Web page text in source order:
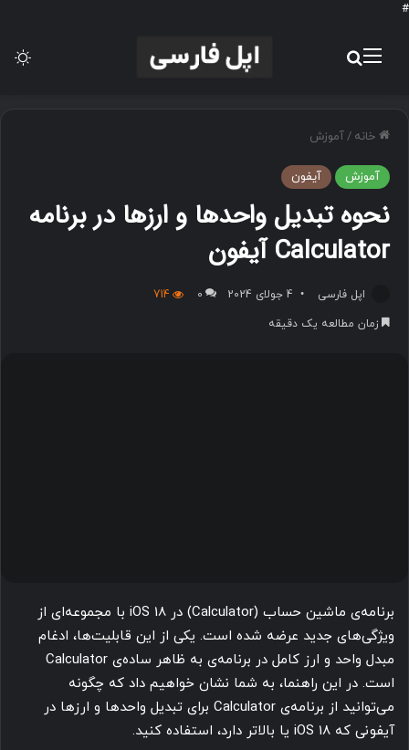
#
منو
خانه /آموزش
آموزش آیفون
نحوه تبدیل واحدها و ارزها در برنامه
Calculator آیفون
اپل فارسی 4 جولای 2024 0
714
زمان مطالعه یک دقیقه
برنامه‌ی ماشین حساب (Calculator) در iOS 18 با مجموعه‌ای از
ویژگی‌های جدید عرضه شده است. یکی از این قابلیت‌ها، ادغام
مبدل واحد و ارز کامل در برنامه‌ی به ظاهر ساده‌ی Calculator
است. در این راهنما، به شما نشان خواهیم داد که چگونه
می‌توانید از برنامه‌ی Calculator برای تبدیل واحدها و ارزها در
آیفونی که iOS 18 یا بالاتر دارد، استفاده کنید.